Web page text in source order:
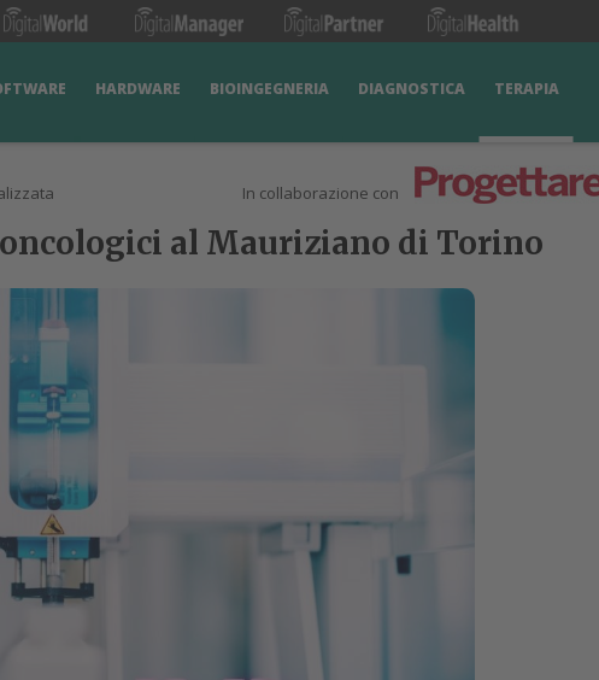
HARDWARE BIOINGEGNERIA DIAGNOSTICA TERAPIA
In collaborazione con
al Mauriziano di Torino